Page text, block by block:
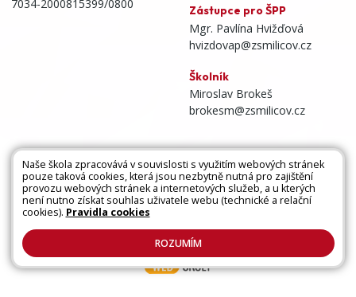
7034-2000815399/0800
Zástupce pro ŠPP
Mgr. Pavlína Hvižďová
hvizdovap@zsmilicov.cz
Školník
Miroslav Brokeš
brokesm@zsmilicov.cz
Všechna práva vyhrazena. Copyright © 2026 |
Mapa stránek|Kontakty|Přihlásit|Prohlášení
o přístupnosti|
Naše škola zpracovává v souvislosti s využitím webových stránek
pouze taková cookies, která jsou nezbytně nutná pro zajištění
provozu webových stránek a internetových služeb, a u kterých
není nutno získat souhlas uživatele webu (technické a relační
cookies). Pravidla cookies
ROZUMÍM